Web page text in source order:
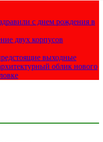
с днем рождения в
двух корпусов
выходные
облик нового